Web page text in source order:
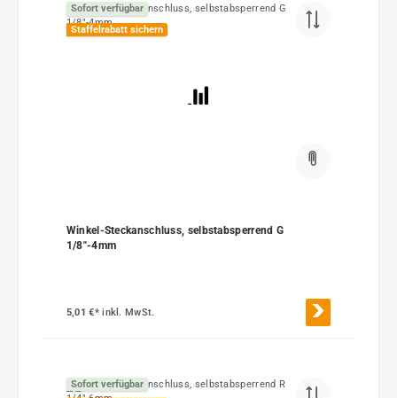
Sofort verfügbar
Staffelrabatt sichern
Winkel-Steckanschluss, selbstabsperrend G
1/8"-4mm
5,01 €*inkl. MwSt.
Sofort verfügbar